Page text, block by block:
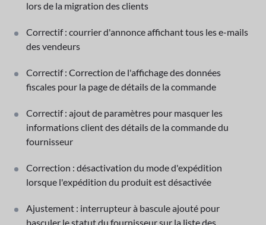
lors de la migration des clients
Correctif : courrier d'annonce affichant tous les e-mails
des vendeurs
Correctif : Correction de l'affichage des données
fiscales pour la page de détails de la commande
Correctif : ajout de paramètres pour masquer les
informations client des détails de la commande du
fournisseur
Correction : désactivation du mode d'expédition
lorsque l'expédition du produit est désactivée
Ajustement : interrupteur à bascule ajouté pour
basculer le statut du fournisseur sur la liste des